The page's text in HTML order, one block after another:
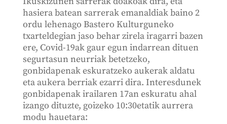
hasiera batean sarrerak emanaldiak baino 2
ordu lehenago Bastero Kulturguneko
txarteldegian jaso behar zirela iragarri bazen
ere, Covid-19ak gaur egun indarrean dituen
segurtasun neurriak betetzeko,
gonbidapenak eskuratzeko aukerak aldatu
eta aukera berriak ezarri dira. Interesdunek
gonbidapenak irailaren 17an eskuratu ahal
izango dituzte, goizeko 10:30etatik aurrera
modu hauetara: